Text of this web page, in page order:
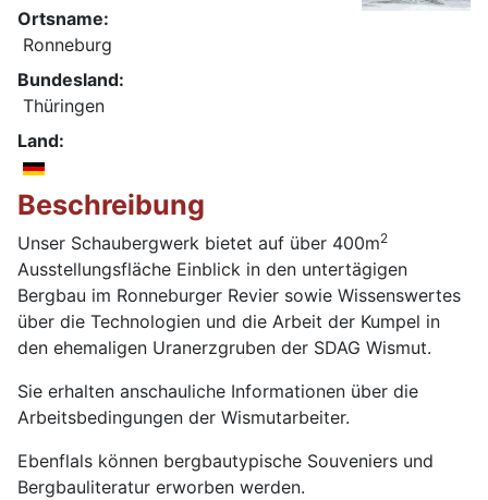
Ortsname:
Ronneburg
Bundesland:
Thüringen
Land:
Beschreibung
Unser Schaubergwerk bietet auf über 400m2
Ausstellungsfläche Einblick in den untertägigen
Bergbau im Ronneburger Revier sowie Wissenswertes
über die Technologien und die Arbeit der Kumpel in
den ehemaligen Uranerzgruben der SDAG Wismut.
Sie erhalten anschauliche Informationen über die
Arbeitsbedingungen der Wismutarbeiter.
Ebenflals können bergbautypische Souveniers und
Bergbauliteratur erworben werden.